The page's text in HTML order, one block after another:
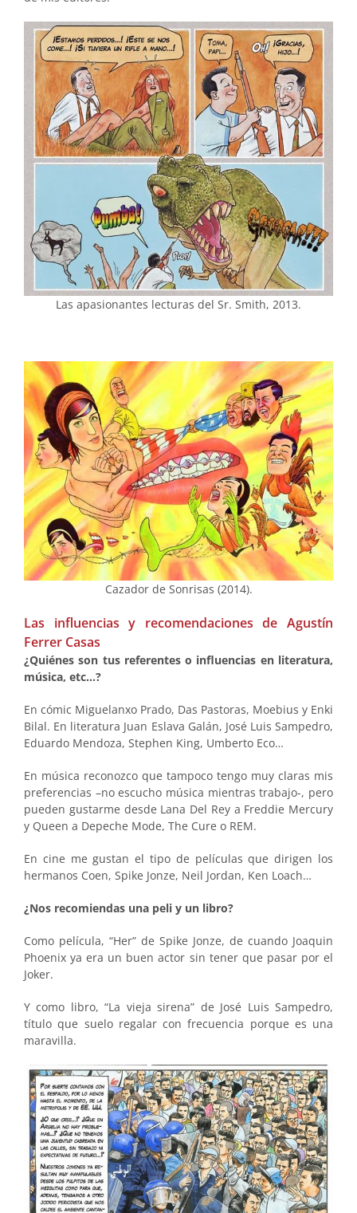
Las apasionantes lecturas del Sr. Smith, 2013.
Cazador de Sonrisas (2014).
Las influencias y recomendaciones de Agustín
Ferrer Casas
¿Quiénes son tus referentes o influencias en literatura,
música, etc…?
En cómic Miguelanxo Prado, Das Pastoras, Moebius y Enki
Bilal. En literatura Juan Eslava Galán, José Luis Sampedro,
Eduardo Mendoza, Stephen King, Umberto Eco…
En música reconozco que tampoco tengo muy claras mis
preferencias –no escucho música mientras trabajo-, pero
pueden gustarme desde Lana Del Rey a Freddie Mercury
y Queen a Depeche Mode, The Cure o REM.
En cine me gustan el tipo de películas que dirigen los
hermanos Coen, Spike Jonze, Neil Jordan, Ken Loach…
¿Nos recomiendas una peli y un libro?
Como película, “Her” de Spike Jonze, de cuando Joaquin
Phoenix ya era un buen actor sin tener que pasar por el
Joker.
Y como libro, “La vieja sirena” de José Luis Sampedro,
título que suelo regalar con frecuencia porque es una
maravilla.